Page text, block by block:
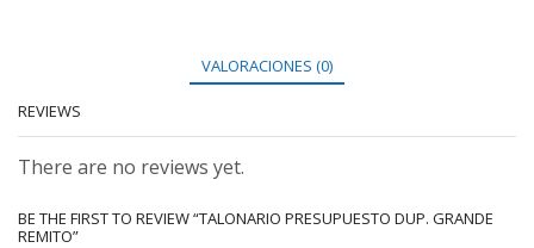
VALORACIONES (0)
REVIEWS
There are no reviews yet.
BE THE FIRST TO REVIEW “TALONARIO PRESUPUESTO DUP. GRANDE
REMITO”